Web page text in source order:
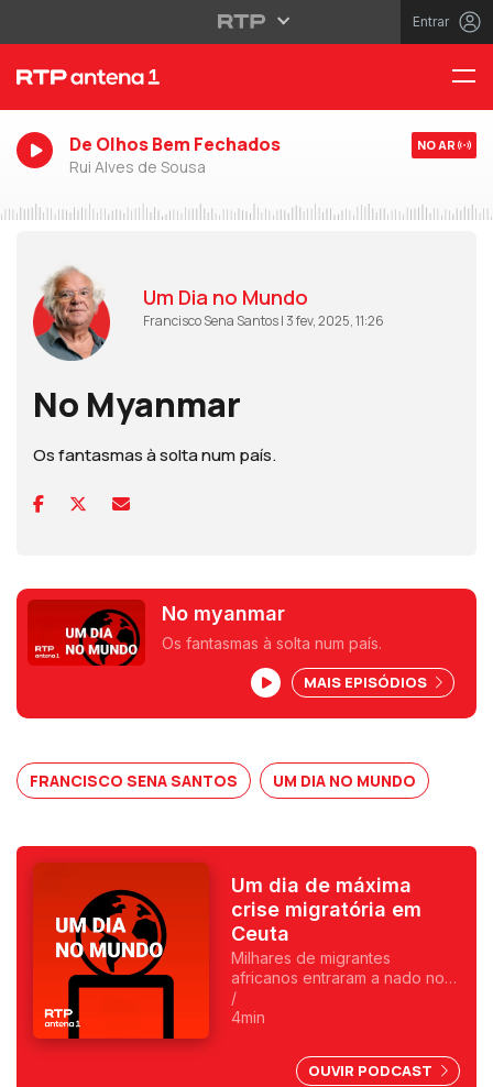
Entrar
De Olhos Bem Fechados
Rui Alves de Sousa
NO AR
Um Dia no Mundo
Francisco Sena Santos | 3 fev, 2025, 11:26
No Myanmar
Os fantasmas à solta num país.
No myanmar
Os fantasmas à solta num país.
MAIS EPISÓDIOS
FRANCISCO SENA SANTOS UM DIA NO MUNDO
Um dia de máxima
crise migratória em
Ceuta
Milhares de migrantes
africanos entraram a nado no
enclave espanhol. Fica
exposta uma chantagem
Ocidental. Uma crónica de
Francisco Sena Santos.
/
4min
OUVIR PODCAST